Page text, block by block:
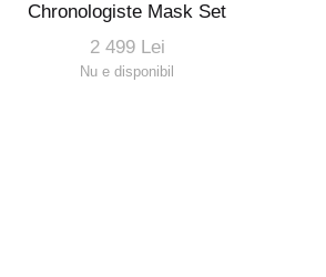
Chronologiste Mask Set
2 499 Lei
Nu e disponibil